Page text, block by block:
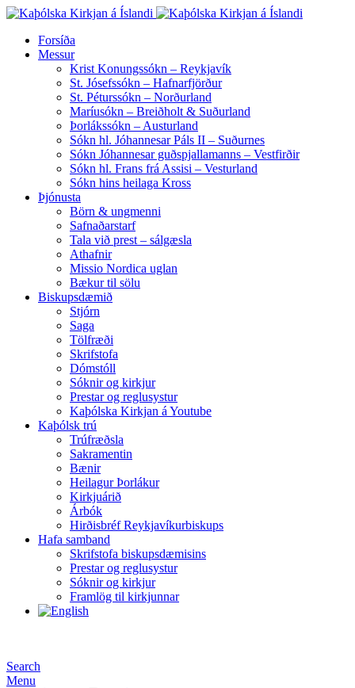
Forsíða
Messur
Krist Konungssókn – Reykjavík
St. Jósefssókn – Hafnarfjörður
St. Péturssókn – Norðurland
Maríusókn – Breiðholt & Suðurland
Þorlákssókn – Austurland
Sókn hl. Jóhannesar Páls II – Suðurnes
Sókn Jóhannesar guðspjallamanns – Vestfirðir
Sókn hl. Frans frá Assisi – Vesturland
Sókn hins heilaga Kross
Þjónusta
Börn & ungmenni
Safnaðarstarf
Tala við prest – sálgæsla
Athafnir
Missio Nordica uglan
Bækur til sölu
Biskupsdæmið
Stjórn
Saga
Tölfræði
Skrifstofa
Dómstóll
Sóknir og kirkjur
Prestar og reglusystur
Kaþólska Kirkjan á Youtube
Kaþólsk trú
Trúfræðsla
Sakramentin
Bænir
Heilagur Þorlákur
Kirkjuárið
Árbók
Hirðisbréf Reykjavíkurbiskups
Hafa samband
Skrifstofa biskupsdæmisins
Prestar og reglusystur
Sóknir og kirkjur
Framlög til kirkjunnar
Search
Menu